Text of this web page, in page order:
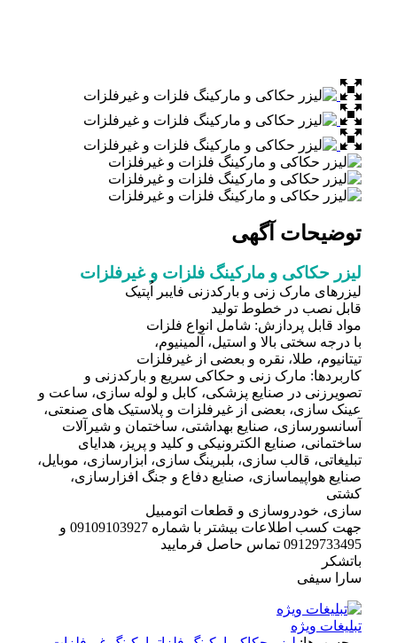
توضیحات آگهی
لیزر حکاکی و مارکینگ فلزات و غیرفلزات
ليزرهای مارک زنی و باركدزنی فايبر اُپتیک
قابل نصب در خطوط توليد
مواد قابل پردازش: شامل انواع فلزات
با درجه سختی بالا و استيل، آلمينيوم،
تيتانيوم، طلا، نقره و بعضی از غيرفلزات
كاربردها: مارک زنی و حكاكی سريع و باركدزنی و
تصويرزنی در صنايع پزشكی، كابل و لوله سازی، ساعت و
عينک سازی، بعضی از غيرفلزات و پلاستيک های صنعتی،
آسانسورسازی، صنايع بهداشتی، ساختمان و شيرآلات
ساختمانی، صنايع الكترونيكی و كليد و پريز، هدايای
تبليغاتی، قالب سازی، بلبرينگ سازی، ابزارسازی، موبايل،
صنايع هواپيماسازی، صنايع دفاع و جنگ افزارسازی،
كشتی
سازی، خودروسازی و قطعات اتومبيل
جهت كسب اطلاعات بيشتر با شماره 09109103927 و
09129733495 تماس حاصل فرماييد
باتشكر
سارا سيفی
تبلیغات ویژه